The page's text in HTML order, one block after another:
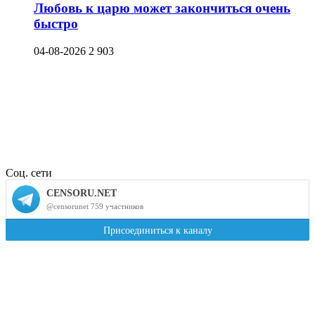
Любовь к царю может закончиться очень
быстро
04-08-2026 2 903
Соц. сети